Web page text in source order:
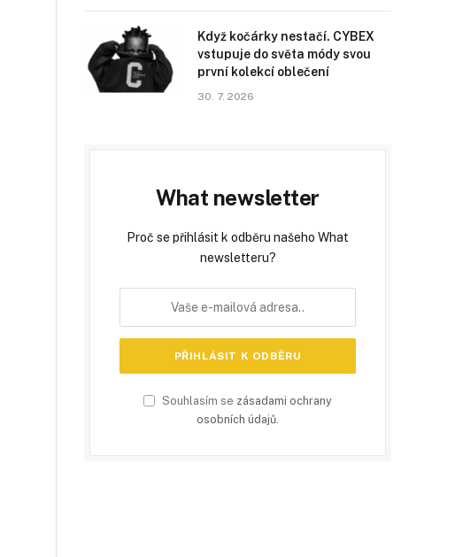
Když kočárky nestačí. CYBEX
vstupuje do světa módy svou
první kolekcí oblečení
30. 7. 2026
What newsletter
Proč se přihlásit k odběru našeho What
newsletteru?
Souhlasím se zásadami ochrany
osobních údajů